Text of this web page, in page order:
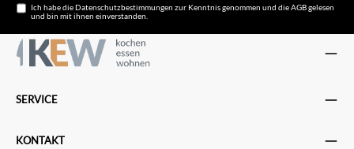
Ich habe dieDatenschutzbestimmungen zur Kenntnis genommen und dieAGBgelesen
und bin mit ihnen einverstanden.
SERVICE
KONTAKT